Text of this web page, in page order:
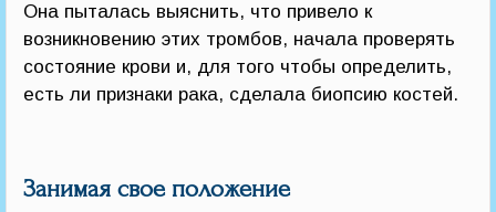
Она пыталась выяснить, что привело к
возникновению этих тромбов, начала проверять
состояние крови и, для того чтобы определить,
есть ли признаки рака, сделала биопсию костей.
Занимая свое положение